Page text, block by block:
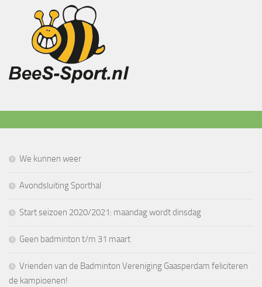
We kunnen weer
Avondsluiting Sporthal
Start seizoen 2020/2021: maandag wordt dinsdag
Geen badminton t/m 31 maart
Vrienden van de Badminton Vereniging Gaasperdam feliciteren
de kampioenen!